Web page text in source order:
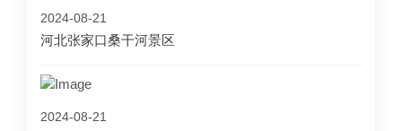
2024-08-21
河北张家口桑干河景区
2024-08-21